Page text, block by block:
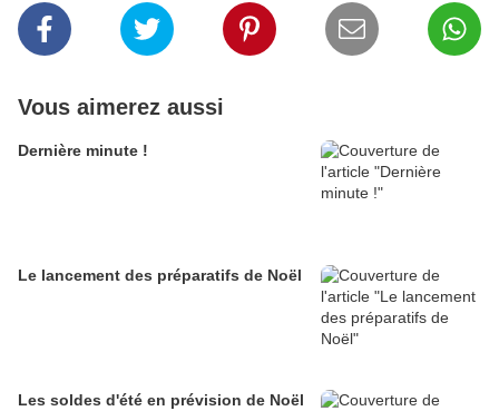
Vous aimerez aussi
Dernière minute !
Le lancement des préparatifs de Noël
Les soldes d'été en prévision de Noël